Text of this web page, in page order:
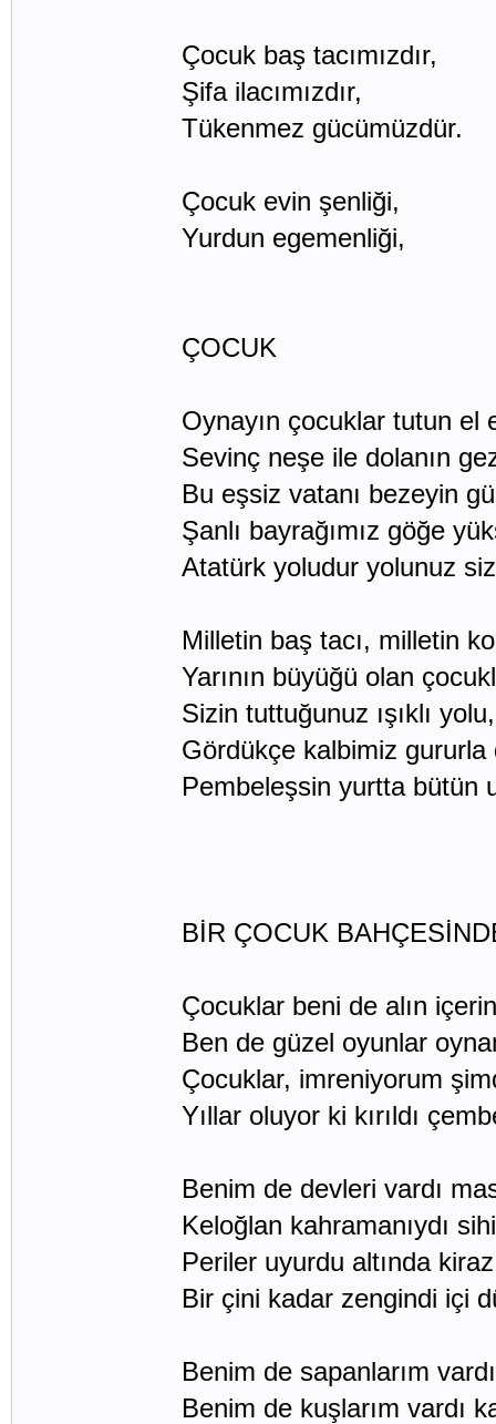
Çocuk baş tacımızdır,
Şifa ilacımızdır,
Tükenmez gücümüzdür.
Çocuk evin şenliği,
Yurdun egemenliği,
ÇOCUK
Oynayın çocuklar tutun el
Sevinç neşe ile dolanın
Bu eşsiz vatanı bezeyin
Şanlı bayrağımız göğe
Atatürk yoludur yolunuz
Milletin baş tacı, milletin
Yarının büyüğü olan
Sizin tuttuğunuz ışıklı yolu,
Gördükçe kalbimiz gururla
Pembeleşsin yurtta bütün
BİR ÇOCUK
Çocuklar beni de alın
Ben de güzel oyunlar
Çocuklar, imreniyorum
Yıllar oluyor ki kırıldı
Benim de devleri vardı
Keloğlan kahramanıydı
Periler uyurdu altında kiraz
Bir çini kadar zengindi içi
Benim de sapanlarım
Benim de kuşlarım vardı